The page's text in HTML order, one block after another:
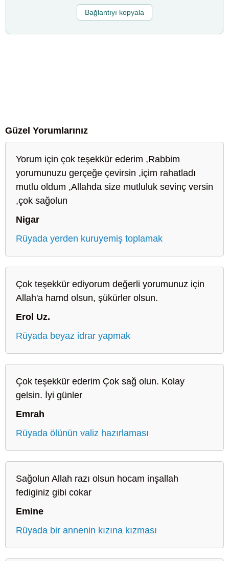
Bağlantıyı kopyala
Güzel Yorumlarınız
Yorum için çok teşekkür ederim ,Rabbim
yorumunuzu gerçeğe çevirsin ,içim rahatladı
mutlu oldum ,Allahda size mutluluk sevinç versin
,çok sağolun
Nigar
Rüyada yerden kuruyemiş toplamak
Çok teşekkür ediyorum değerli yorumunuz için
Allah'a hamd olsun, şükürler olsun.
Erol Uz.
Rüyada beyaz idrar yapmak
Çok teşekkür ederim Çok sağ olun. Kolay
gelsin. İyi günler
Emrah
Rüyada ölünün valiz hazırlaması
Sağolun Allah razı olsun hocam inşallah
fediginiz gibi cokar
Emine
Rüyada bir annenin kızına kızması